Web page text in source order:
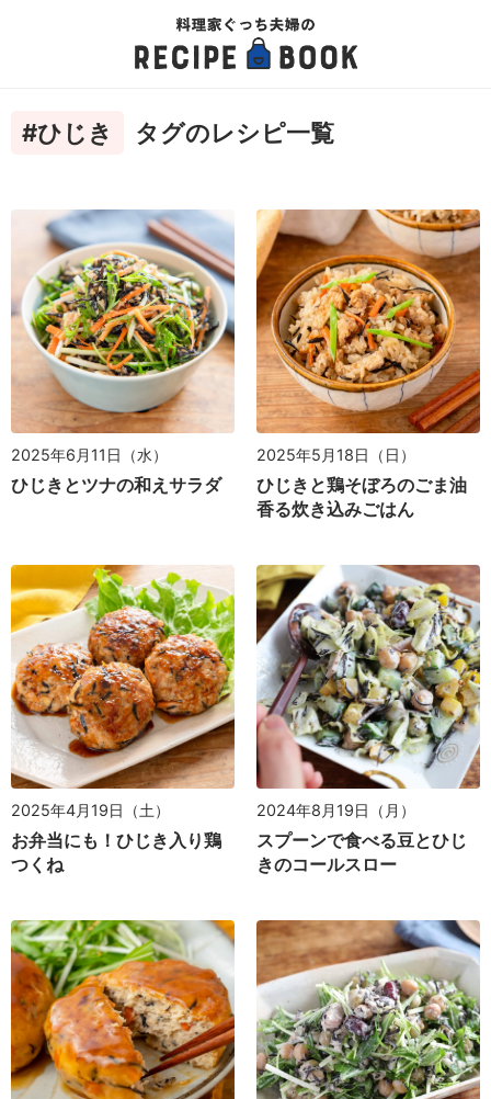
#ひじき タグのレシピ一覧
2025年6月11日（水）
ひじきとツナの和えサラダ
2025年5月18日（日）
ひじきと鶏そぼろのごま油
香る炊き込みごはん
2025年4月19日（土）
お弁当にも！ひじき入り鶏
つくね
2024年8月19日（月）
スプーンで食べる豆とひじ
きのコールスロー